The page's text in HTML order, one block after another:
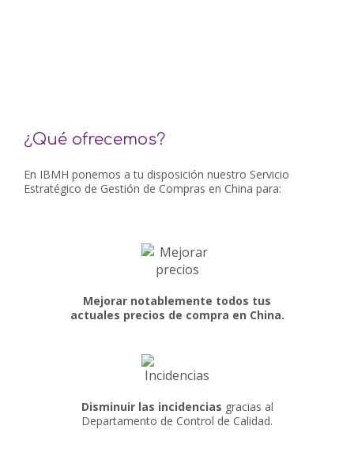
¿Qué ofrecemos?
En IBMH ponemos a tu disposición nuestro Servicio
Estratégico de Gestión de Compras en China para:
Mejorar notablemente todos tus
actuales precios de compra en China.
Disminuir las incidencias gracias al
Departamento de Control de Calidad.